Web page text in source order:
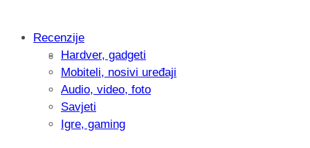
Intervju: Goran Jović, fotograf -
Recenzije
Hardver, gadgeti
Mobiteli, nosivi uređaji
Audio, video, foto
Savjeti
Igre, gaming